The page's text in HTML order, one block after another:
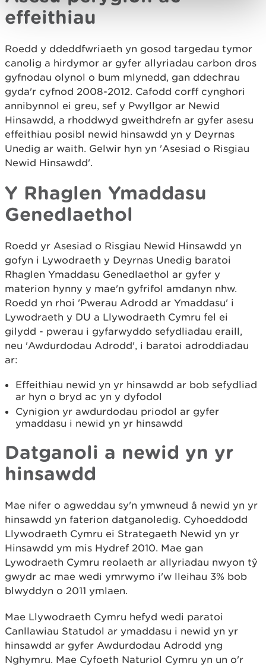
effeithiau
Roedd y ddeddfwriaeth yn gosod targedau tymor
canolig a hirdymor ar gyfer allyriadau carbon dros
gyfnodau olynol o bum mlynedd, gan ddechrau
gyda'r cyfnod 2008-2012. Cafodd corff cynghori
annibynnol ei greu, sef y Pwyllgor ar Newid
Hinsawdd, a rhoddwyd gweithdrefn ar gyfer asesu
effeithiau posibl newid hinsawdd yn y Deyrnas
Unedig ar waith. Gelwir hyn yn 'Asesiad o Risgiau
Newid Hinsawdd'.
Y Rhaglen Ymaddasu
Genedlaethol
Roedd yr Asesiad o Risgiau Newid Hinsawdd yn
gofyn i Lywodraeth y Deyrnas Unedig baratoi
Rhaglen Ymaddasu Genedlaethol ar gyfer y
materion hynny y mae'n gyfrifol amdanyn nhw.
Roedd yn rhoi 'Pwerau Adrodd ar Ymaddasu' i
Lywodraeth y DU a Llywodraeth Cymru fel ei
gilydd - pwerau i gyfarwyddo sefydliadau eraill,
neu 'Awdurdodau Adrodd', i baratoi adroddiadau
ar:
Effeithiau newid yn yr hinsawdd ar bob sefydliad
ar hyn o bryd ac yn y dyfodol
Cynigion yr awdurdodau priodol ar gyfer
ymaddasu i newid yn yr hinsawdd
Datganoli a newid yn yr
hinsawdd
Mae nifer o agweddau sy'n ymwneud â newid yn yr
hinsawdd yn faterion datganoledig. Cyhoeddodd
Llywodraeth Cymru ei Strategaeth Newid yn yr
Hinsawdd ym mis Hydref 2010. Mae gan
Lywodraeth Cymru reolaeth ar allyriadau nwyon tŷ
gwydr ac mae wedi ymrwymo i'w lleihau 3% bob
blwyddyn o 2011 ymlaen.
Mae Llywodraeth Cymru hefyd wedi paratoi
Canllawiau Statudol ar ymaddasu i newid yn yr
hinsawdd ar gyfer Awdurdodau Adrodd yng
Nghymru. Mae Cyfoeth Naturiol Cymru yn un o'r